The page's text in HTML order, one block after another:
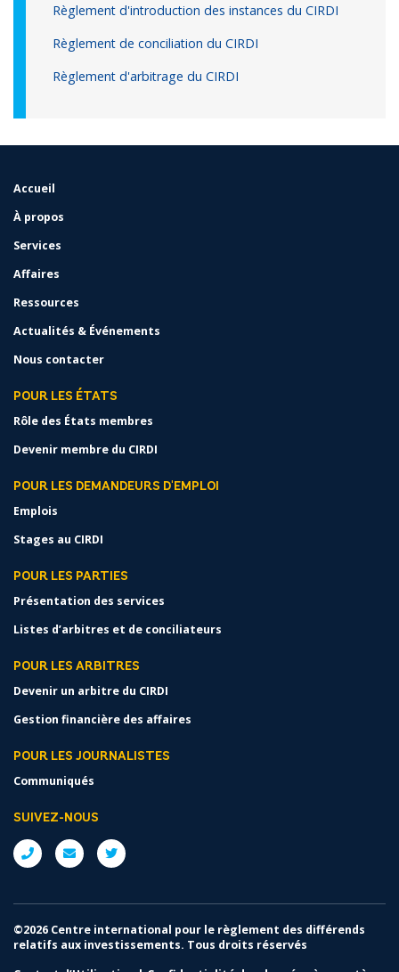
Règlement d'introduction des instances du CIRDI
Règlement de conciliation du CIRDI
Règlement d'arbitrage du CIRDI
FOOTER
Accueil
À propos
Services
Affaires
Ressources
Actualités & Événements
Nous contacter
POUR LES ÉTATS
Rôle des États membres
Devenir membre du CIRDI
POUR LES DEMANDEURS D'EMPLOI
Emplois
Stages au CIRDI
POUR LES PARTIES
Présentation des services
Listes d’arbitres et de conciliateurs
POUR LES ARBITRES
Devenir un arbitre du CIRDI
Gestion financière des affaires
POUR LES JOURNALISTES
Communiqués
SUIVEZ-NOUS
©2026 Centre international pour le règlement des différends
relatifs aux investissements. Tous droits réservés